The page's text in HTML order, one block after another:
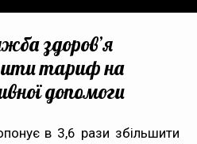
здоров’я
тариф на
допомоги
в 3,6 рази збільшити